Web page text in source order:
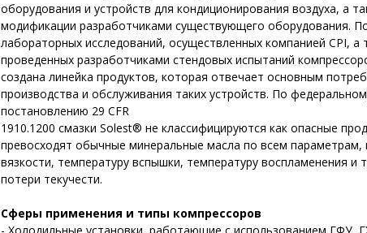
оборудования и устройств для кондиционирования воздуха, а
модификации разработчиками существующего оборудования.
лабораторных исследований, осуществленных компанией CPI, а
проведенных разработчиками стендовых испытаний
создана линейка продуктов, которая отвечает основным
производства и обслуживания таких устройств. По
постановлению 29 CFR
1910.1200 смазки Solest® не классифицируются как опасные
превосходят обычные минеральные масла по всем параметрам,
вязкости, температуру вспышки, температуру воспламенения и
потери текучести.
Сферы применения и типы компрессоров